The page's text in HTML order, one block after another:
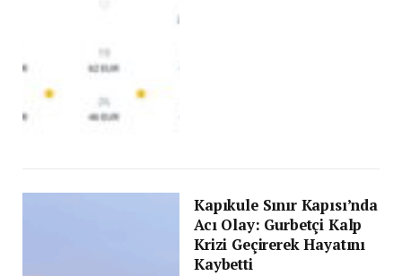
Kapıkule Sınır Kapısı’nda
Acı Olay: Gurbetçi Kalp
Krizi Geçirerek Hayatını
Kaybetti